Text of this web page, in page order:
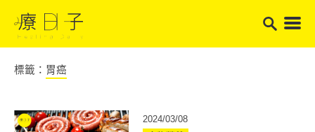
標籤： 胃癌
2024/03/08